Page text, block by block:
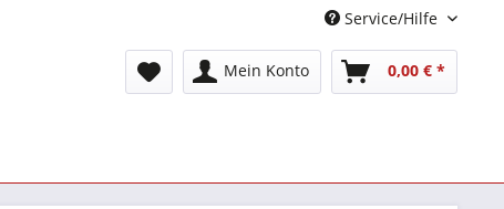
Service/Hilfe
Mein Konto 0,00 € *